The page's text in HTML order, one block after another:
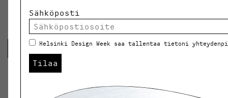
Kategoriat:Arkisto
Takaisin blogiin
Sähköposti
Helsinki Design Week saa tallentaa tietoni
Tilaa